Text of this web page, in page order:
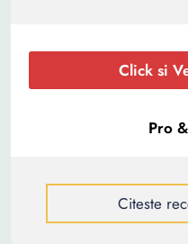
Click si
Citeste